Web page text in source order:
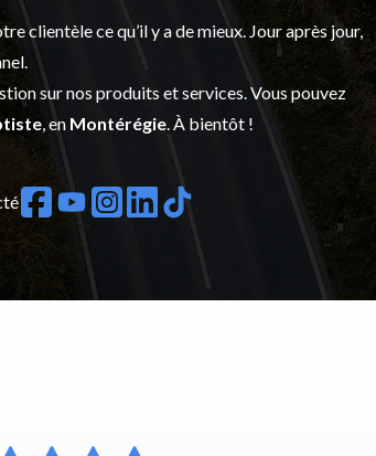
clientèle ce qu’il y a de mieux. Jour après jour,
sur nos produits et services. Vous pouvez
, en Montérégie. À bientôt !